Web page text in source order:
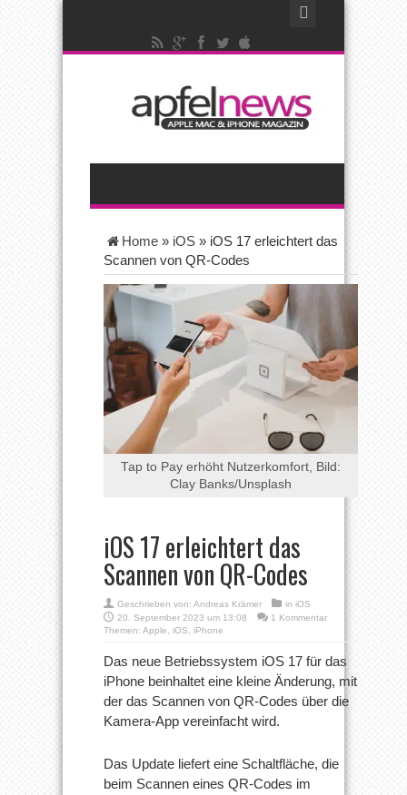
Home » iOS » iOS 17 erleichtert das
Scannen von QR-Codes
Tap to Pay erhöht Nutzerkomfort, Bild:
Clay Banks/Unsplash
iOS 17 erleichtert das
Scannen von QR-Codes
Geschrieben von: Andreas Krämer in iOS
20. September 2023 um 13:08
1 Kommentar
Themen: Apple iOS iPhone
Das neue Betriebssystem iOS 17 für das
iPhone beinhaltet eine kleine Änderung, mit
der das Scannen von QR-Codes über die
Kamera-App vereinfacht wird.
Das Update liefert eine Schaltfläche, die
beim Scannen eines QR-Codes im